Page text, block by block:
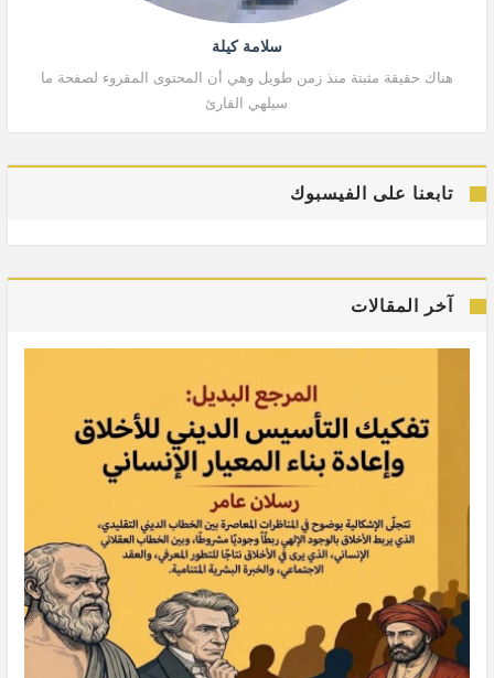
سلامة كيلة
هناك حقيقة مثبتة منذ زمن طويل وهي أن المحتوى المقروء لصفحة ما
سيلهي القارئ
تابعنا على الفيسبوك
آخر المقالات